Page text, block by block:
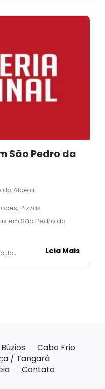
São Pedro da
da Aldeia
Pizzas
em São Pedro da
- RJ Leia Mais
Cabo Frio
/ Tangará
Contato